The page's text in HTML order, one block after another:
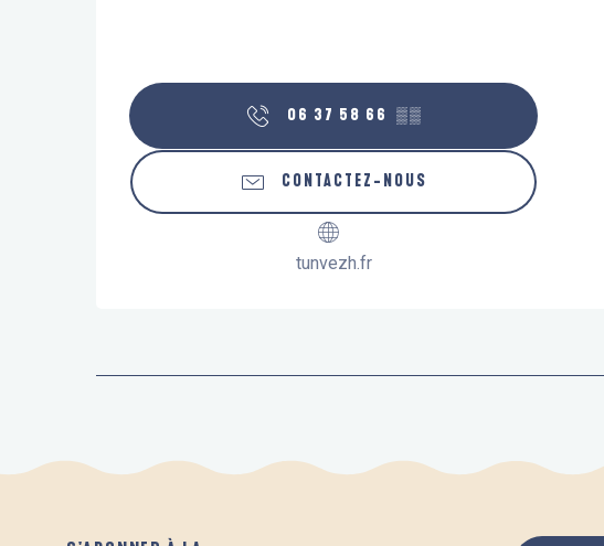
06 37 58 66 ▒▒
CONTACTEZ-NOUS
tunvezh.fr